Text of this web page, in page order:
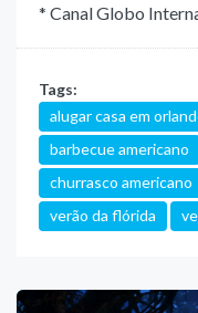
* Canal Globo
Tags:
alugar casa em
barbecue americano
churrasco americano
verão da flórida